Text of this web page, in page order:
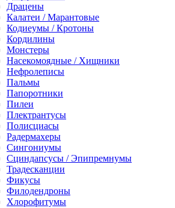
Драцены
Калатеи / Марантовые
Кодиеумы / Кротоны
Кордилины
Монстеры
Насекомоядные / Хищники
Нефролеписы
Пальмы
Папоротники
Пилеи
Плектрантусы
Полисциасы
Радермахеры
Сингониумы
Сциндапсусы / Эпипремнумы
Традесканции
Фикусы
Филодендроны
Хлорофитумы